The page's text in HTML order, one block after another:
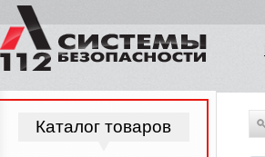
Каталог товаров